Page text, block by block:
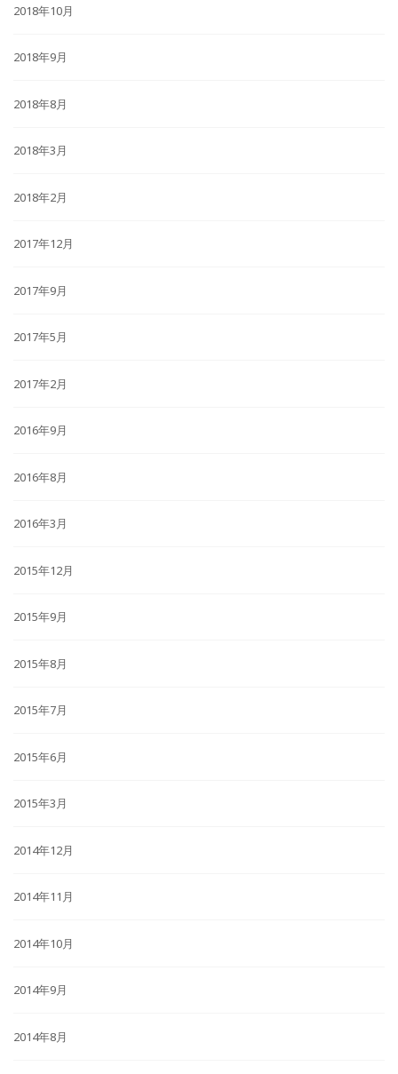
2018年10月
2018年9月
2018年8月
2018年3月
2018年2月
2017年12月
2017年9月
2017年5月
2017年2月
2016年9月
2016年8月
2016年3月
2015年12月
2015年9月
2015年8月
2015年7月
2015年6月
2015年3月
2014年12月
2014年11月
2014年10月
2014年9月
2014年8月